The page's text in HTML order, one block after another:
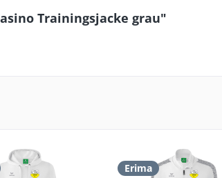
Trainingsjacke grau"
Erima